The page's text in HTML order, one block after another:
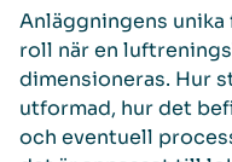
Anläggningens
roll när en
dimensioneras. Hur
utformad, hur det
och eventuell